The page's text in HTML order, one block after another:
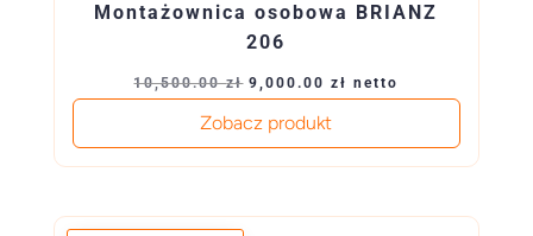
Montażownica osobowa BRIANZ
206
10,500.00zł Pierwotna
9,000.00zł Aktualna
netto
Zobacz produkt